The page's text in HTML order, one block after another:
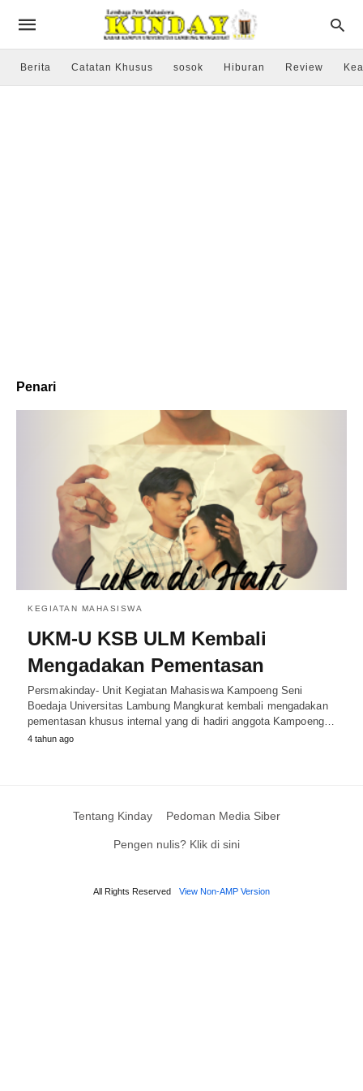
Berita Catatan Khusus sosok Hiburan Review
Penari
KEGIATAN MAHASISWA
UKM-U KSB ULM Kembali
Mengadakan Pementasan
Persmakinday- Unit Kegiatan Mahasiswa Kampoeng Seni
Boedaja Universitas Lambung Mangkurat kembali mengadakan
pementasan khusus internal yang di hadiri anggota Kampoeng…
4 tahun ago
Tentang Kinday Pedoman Media Siber
Pengen nulis? Klik di sini
All Rights Reserved View Non-AMP Version